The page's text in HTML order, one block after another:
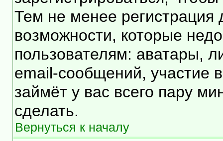
Тем не менее
возможности, которые
пользователям: аватары,
email-сообщений, участие
займёт у вас всего пару
сделать.
Вернуться к началу